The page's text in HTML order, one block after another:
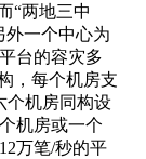
“两地三中
外一个中心为
台的容灾多
，每个机房支
个机房同构设
机房或一个
万笔/秒的平